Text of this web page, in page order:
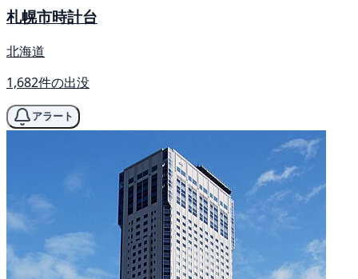
札幌市時計台
北海道
1,682件の出没
アラート